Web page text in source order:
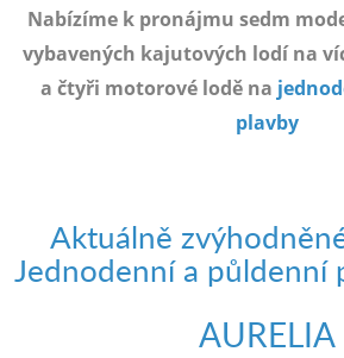
Nabízíme k pronájmu sedm
vybavených kajutových lodí na
a čtyři motorové lodě na
plavby
Aktuálně
Jednodenní a půldenní
AURELIA
mailem.
objednat
poukaz